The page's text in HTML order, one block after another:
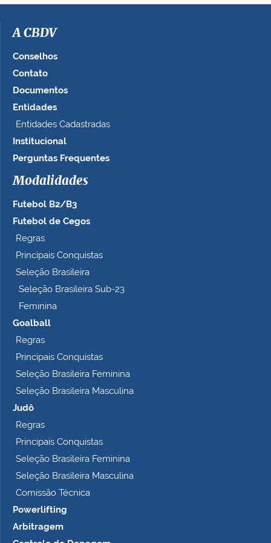
i
a
e
o
t
a
n
o
o
m
e
t
A CBDV
Conselhos
Contato
Documentos
Entidades
Entidades Cadastradas
Institucional
Perguntas Frequentes
Modalidades
Futebol B2/B3
Futebol de Cegos
Regras
Principais Conquistas
Seleção Brasileira
Seleção Brasileira Sub-23
Feminina
Goalball
Regras
Principais Conquistas
Seleção Brasileira Feminina
Seleção Brasileira Masculina
Judô
Regras
Principais Conquistas
Seleção Brasileira Feminina
Seleção Brasileira Masculina
Comissão Técnica
Powerlifting
Arbitragem